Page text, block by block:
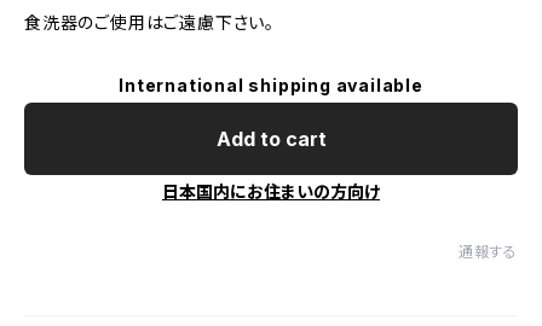
食洗器のご使用はご遠慮下さい。
International shipping available
Add to cart
日本国内にお住まいの方向け
通報する